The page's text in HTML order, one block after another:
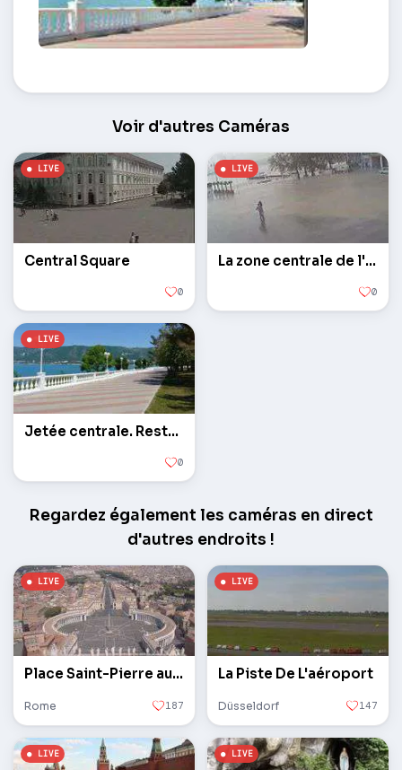
Voir d'autres Caméras
Central Square
0
La zone centrale de l'appareil photo 2
0
Jetée centrale. Restaurant Gorynych
0
Regardez également les caméras en direct
d'autres endroits !
Place Saint-Pierre au Vatican
Rome 187
La Piste De L'aéroport
Düsseldorf 147